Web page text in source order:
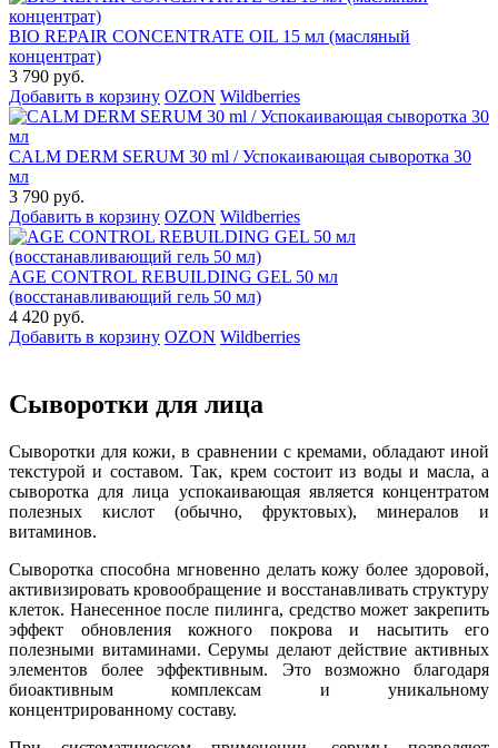
BIO REPAIR CONCENTRATE OIL 15 мл (масляный
концентрат)
3 790 руб.
Добавить в корзину OZON Wildberries
CALM DERM SERUM 30 ml / Успокаивающая сыворотка 30
мл
3 790 руб.
Добавить в корзину OZON Wildberries
AGE CONTROL REBUILDING GEL 50 мл
(восстанавливающий гель 50 мл)
4 420 руб.
Добавить в корзину OZON Wildberries
Сыворотки для лица
Сыворотки для кожи, в сравнении с кремами, обладают иной
текстурой и составом. Так, крем состоит из воды и масла, а
сыворотка для лица успокаивающая является концентратом
полезных кислот (обычно, фруктовых), минералов и
витаминов.
Сыворотка способна мгновенно делать кожу более здоровой,
активизировать кровообращение и восстанавливать структуру
клеток. Нанесенное после пилинга, средство может закрепить
эффект обновления кожного покрова и насытить его
полезными витаминами. Серумы делают действие активных
элементов более эффективным. Это возможно благодаря
биоактивным комплексам и уникальному
концентрированному составу.